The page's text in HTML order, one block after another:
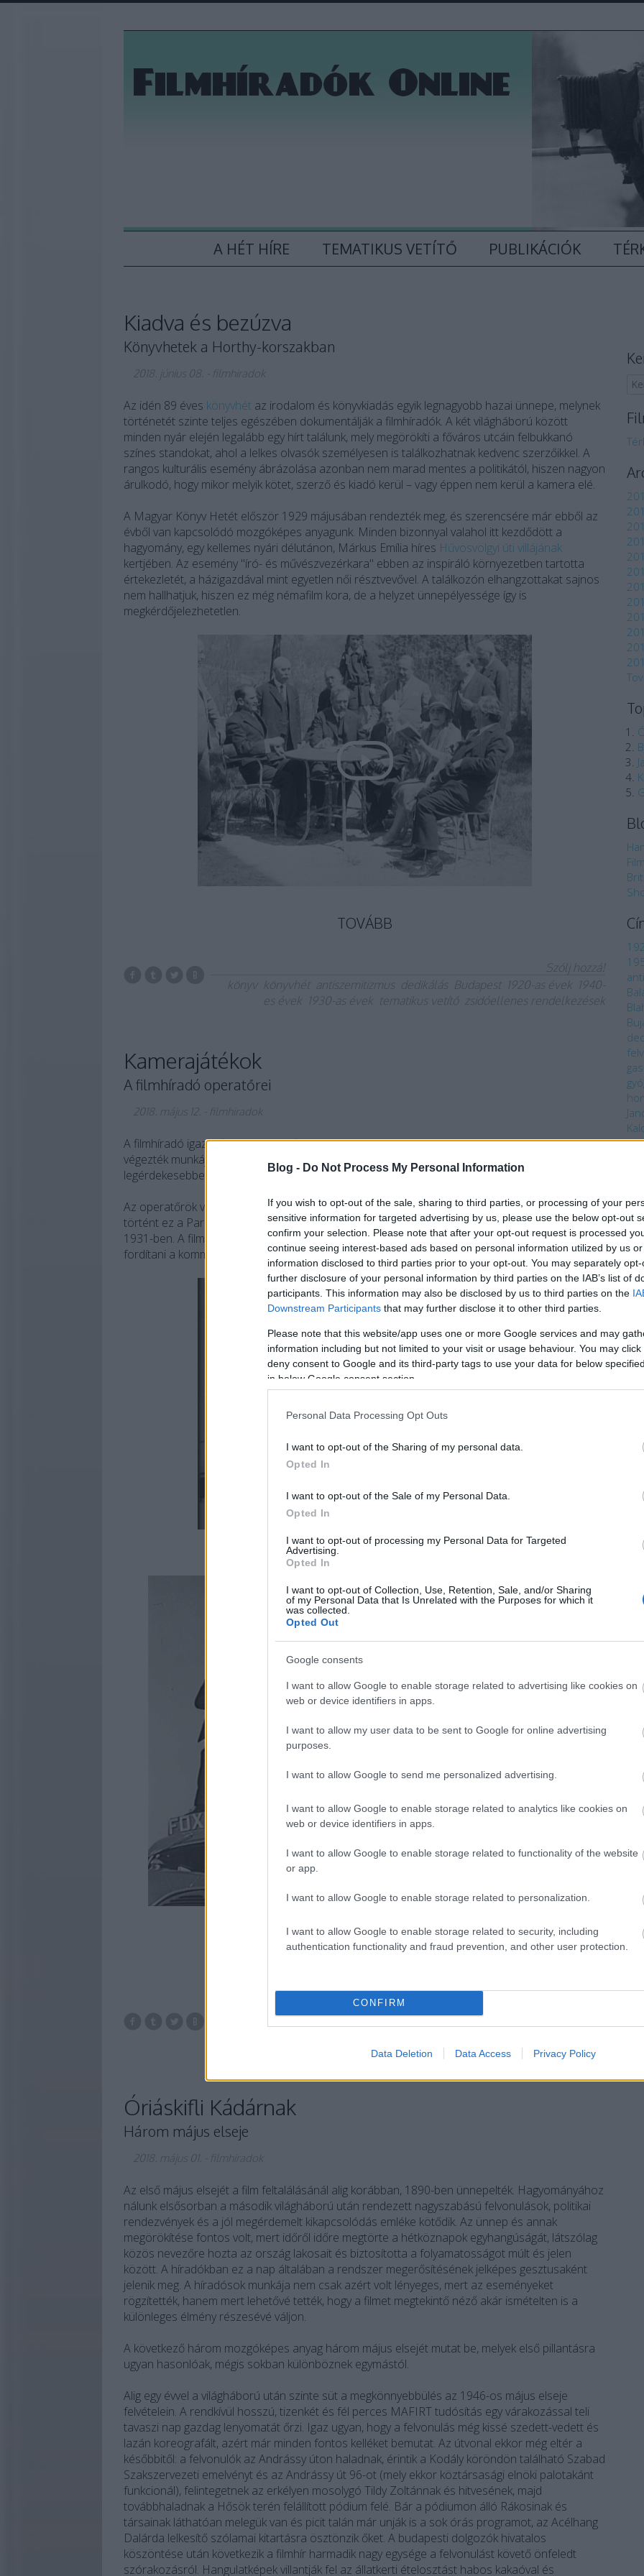
Blog - Do Not Process My Personal Information
If you wish to opt-out of the sale, sharing to third parties, or processing of your
sensitive information for targeted advertising by us, please use the below opt-out
confirm your selection. Please note that after your opt-out request is processed
continue seeing interest-based ads based on personal information utilized by us
information disclosed to third parties prior to your opt-out. You may separately
further disclosure of your personal information by third parties on the IAB’s list of
participants. This information may also be disclosed by us to third parties on the
Downstream Participants that may further disclose it to other third parties.
Please note that this website/app uses one or more Google services and may
information including but not limited to your visit or usage behaviour. You may
deny consent to Google and its third-party tags to use your data for below
in below Google consent section.
Personal Data Processing Opt Outs
I want to opt-out of the Sharing of my personal data.
Opted In
I want to opt-out of the Sale of my Personal Data.
Opted In
I want to opt-out of processing my Personal Data for Targeted
Advertising.
Opted In
I want to opt-out of Collection, Use, Retention, Sale, and/or Sharing
of my Personal Data that Is Unrelated with the Purposes for which it
was collected.
Opted Out
Google consents
I want to allow Google to enable storage related to advertising like cookies on
web or device identifiers in apps.
I want to allow my user data to be sent to Google for online advertising
purposes.
I want to allow Google to send me personalized advertising.
I want to allow Google to enable storage related to analytics like cookies on
web or device identifiers in apps.
I want to allow Google to enable storage related to functionality of the website
or app.
I want to allow Google to enable storage related to personalization.
I want to allow Google to enable storage related to security, including
authentication functionality and fraud prevention, and other user protection.
CONFIRM
Data Deletion Data Access Privacy Policy
A HÉT HÍRE TEMATIKUS VETÍTŐ PUBLIKÁCIÓK
Kiadva és bezúzva
Könyvhetek a Horthy-korszakban
2018. június 08. filmhiradok
Az idén 89 éves könyvhét az irodalom és könyvkiadás egyik legnagyobb hazai ünnepe, melynek
történetét szinte teljes egészében dokumentálják a filmhíradók. A két világháború között
minden nyár elején legalább egy hírt találunk, mely megörökíti a főváros utcáin felbukkanó
színes standokat, ahol a lelkes olvasók személyesen is találkozhatnak kedvenc szerzőikkel. A
rangos kulturális esemény ábrázolása azonban nem marad mentes a politikától, hiszen nagyon
árulkodó, hogy mikor melyik kötet, szerző és kiadó kerül – vagy éppen nem kerül a kamera elé.
A Magyar Könyv Hetét először 1929 májusában rendezték meg, és szerencsére már ebből az
évből van kapcsolódó mozgóképes anyagunk. Minden bizonnyal valahol itt kezdődött a
hagyomány, egy kellemes nyári délutánon, Márkus Emília híres Hűvösvölgyi úti villájának
kertjében. Az esemény "író- és művészvezérkara" ebben az inspiráló környezetben tartotta
értekezletét, a házigazdával mint egyetlen női résztvevővel. A találkozón elhangzottakat sajnos
nem hallhatjuk, hiszen ez még némafilm kora, de a helyzet ünnepélyessége így is
megkérdőjelezhetetlen.
TOVÁBB
Szólj hozzá!
könyv
könyvhét antiszemitizmus dedikálás Budapest 1920-as évek
1940-
es évek
1930-as évek tematikus vetítő zsidóellenes rendelkezések
Kamerajátékok
A filmhíradó operatőrei
2018. május 12. filmhiradok
A filmhíradó igazi hősei az operatőrök, akik izgalmas, rendkívüli, olykor veszélyes helyzetekben
végezték munkájukat – vagy éppen unalomig ismert szituációkból próbálták kihozni a lehető
legérdekesebbet.
Az operatőrök világa annyira érdekes volt, hogy olykor éppen az ő munkájuk vált hírré. Így
történt ez a Paramount alábbi riportfelvételen, melyet New York felhőkarcolói felett forgattak
1931-ben. A filmhír bekerült a magyar híradó anyagába is. A hazai nézők számára le se kellett
fordítani a kommentárt, hiszen a látvány magáért beszélt.
A Fox Movietone operatőre munka közben. (NFSA: 359055)
labdarúgás operáció operatőr repülőgép 1950-es évek 1930-as évek
Megyer Tibor Zitkovszky Béla Somkuti István
Óriáskifli Kádárnak
Három május elseje
2018. május 01. filmhiradok
Az első május elsejét a film feltalálásánál alig korábban, 1890-ben ünnepelték. Hagyományához
nálunk elsősorban a második világháború után rendezett nagyszabású felvonulások, politikai
rendezvények és a jól megérdemelt kikapcsolódás emléke kötődik. Az ünnep és annak
megörökítése fontos volt, mert időről időre megtörte a hétköznapok egyhangúságát, látszólag
közös nevezőre hozta az ország lakosait és biztosította a folyamatosságot múlt és jelen
között. A híradókban ez a nap általában a rendszer megerősítésének jelképes gesztusaként
jelenik meg. A híradósok munkája nem csak azért volt lényeges, mert az eseményeket
rögzítették, hanem mert lehetővé tették, hogy a filmet megtekintő néző akár ismételten is a
különleges élmény részesévé váljon.
A következő három mozgóképes anyag három május elsejét mutat be, melyek első pillantásra
ugyan hasonlóak, mégis sokban különböznek egymástól.
Alig egy évvel a világháború után szinte süt a megkönnyebbülés az 1946-os május elseje
felvételein. A rendkívül hosszú, tizenkét és fél perces MAFIRT tudósítás egy várakozással teli
tavaszi nap gazdag lenyomatát őrzi. Igaz ugyan, hogy a felvonulás még kissé szedett-vedett és
lazán koreografált, azért már minden fontos kelléket bemutat. Az útvonal ekkor még eltér a
későbbitől: a felvonulók az Andrássy úton haladnak, érintik a Kodály köröndön található Szabad
Szakszervezeti emelvényt és az Andrássy út 96-ot (mely ekkor köztársasági elnöki palotakánt
funkcionál), felintegetnek az erkélyen mosolygó Tildy Zoltánnak és hitvesének, majd
továbbhaladnak a Hősök terén felállított pódium felé. Bár a pódiumon álló Rákosinak és
társainak láthatóan melegük van és picit talán már unják is a sok órás programot, az Acélhang
Dalárda lelkesítő szólamai kitartásra ösztönzik őket. A budapesti dolgozók hivatalos
köszöntése után következik a filmhír harmadik nagy egysége a felvonulást követő önfeledt
szórakozásról. Hangulatképek villantják fel az állatkerti ételosztást habos kakaóval és
1.